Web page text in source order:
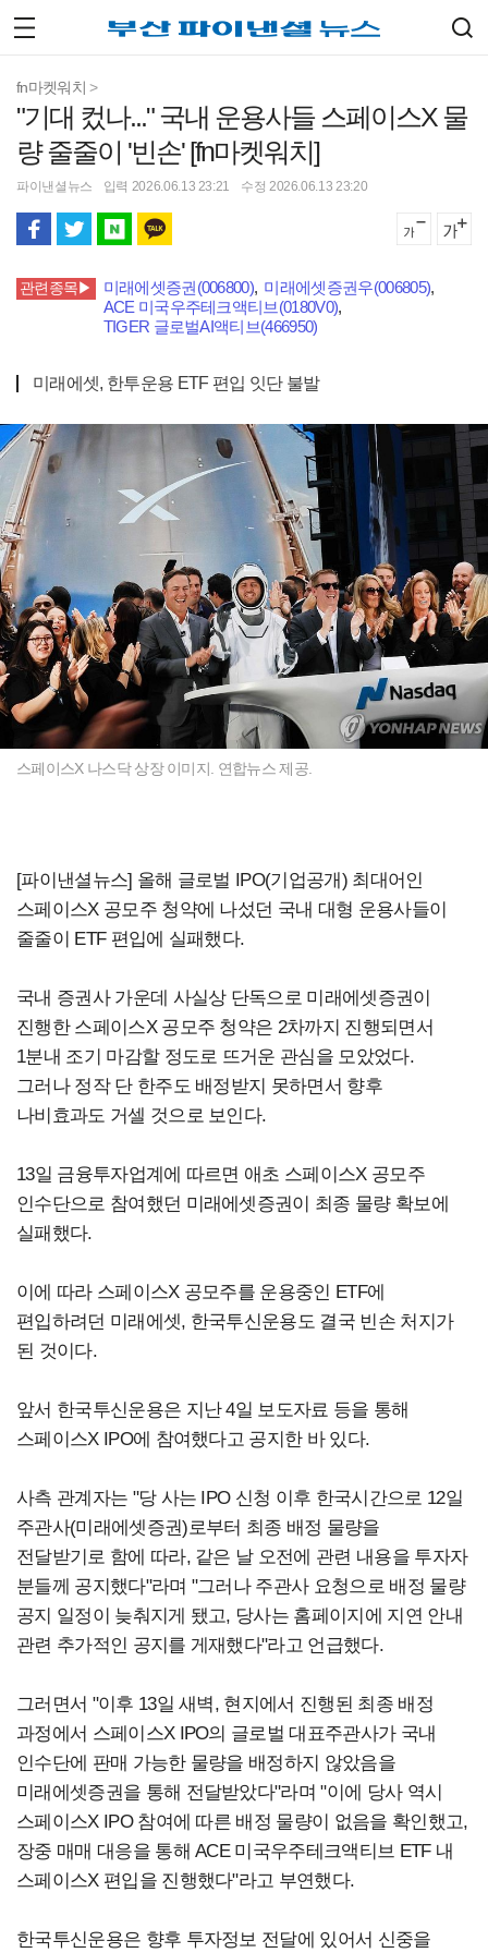
fn마켓워치 >
"기대 컸나..." 국내 운용사들 스페이스X 물
량 줄줄이 '빈손' [fn마켓워치]
파이낸셜뉴스 입력 2026.06.13 23:21 수정 2026.06.13 23:20
관련종목▶ 미래에셋증권(006800), 미래에셋증권우(006805),
ACE 미국우주테크액티브(0180V0),
TIGER 글로벌AI액티브(466950)
미래에셋, 한투운용 ETF 편입 잇단 불발
스페이스X 나스닥 상장 이미지. 연합뉴스 제공.
[파이낸셜뉴스] 올해 글로벌 IPO(기업공개) 최대어인
스페이스X 공모주 청약에 나섰던 국내 대형 운용사들이
줄줄이 ETF 편입에 실패했다.
국내 증권사 가운데 사실상 단독으로 미래에셋증권이
진행한 스페이스X 공모주 청약은 2차까지 진행되면서
1분내 조기 마감할 정도로 뜨거운 관심을 모았었다.
그러나 정작 단 한주도 배정받지 못하면서 향후
나비효과도 거셀 것으로 보인다.
13일 금융투자업계에 따르면 애초 스페이스X 공모주
인수단으로 참여했던 미래에셋증권이 최종 물량 확보에
실패했다.
이에 따라 스페이스X 공모주를 운용중인 ETF에
편입하려던 미래에셋, 한국투신운용도 결국 빈손 처지가
된 것이다.
앞서 한국투신운용은 지난 4일 보도자료 등을 통해
스페이스X IPO에 참여했다고 공지한 바 있다.
사측 관계자는 "당 사는 IPO 신청 이후 한국시간으로 12일
주관사(미래에셋증권)로부터 최종 배정 물량을
전달받기로 함에 따라, 같은 날 오전에 관련 내용을 투자자
분들께 공지했다"라며 "그러나 주관사 요청으로 배정 물량
공지 일정이 늦춰지게 됐고, 당사는 홈페이지에 지연 안내
관련 추가적인 공지를 게재했다"라고 언급했다.
그러면서 "이후 13일 새벽, 현지에서 진행된 최종 배정
과정에서 스페이스X IPO의 글로벌 대표주관사가 국내
인수단에 판매 가능한 물량을 배정하지 않았음을
미래에셋증권을 통해 전달받았다"라며 "이에 당사 역시
스페이스X IPO 참여에 따른 배정 물량이 없음을 확인했고,
장중 매매 대응을 통해 ACE 미국우주테크액티브 ETF 내
스페이스X 편입을 진행했다"라고 부연했다.
한국투신운용은 향후 투자정보 전달에 있어서 신중을